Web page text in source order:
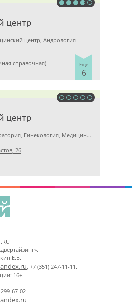
центр
центр, Андрология
Ещё
6
справочная)
центр
Медицинская лаборатория, Гинекология, Медицинский центр
26
Е.Б.
, +7 (351) 247-11-11.
16+.
67-02